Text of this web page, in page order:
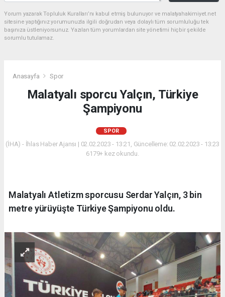
Yorum yazarak Topluluk Kuralları’nı kabul etmiş bulunuyor ve malatyahakimiyet.net
sitesine yaptığınız yorumunuzla ilgili doğrudan veya dolaylı tüm sorumluluğu tek
başınıza üstleniyorsunuz. Yazılan tüm yorumlardan site yönetimi hiçbir şekilde
sorumlu tutulamaz.
Anasayfa Spor
Malatyalı sporcu Yalçın, Türkiye
Şampiyonu
SPOR
(İHA) - İhlas Haber Ajansı | 02.02.2023 - 13:21, Güncelleme: 02.02.2023 - 13:23
6179+ kez okundu.
Malatyalı Atletizm sporcusu Serdar Yalçın, 3 bin
metre yürüyüşte Türkiye Şampiyonu oldu.